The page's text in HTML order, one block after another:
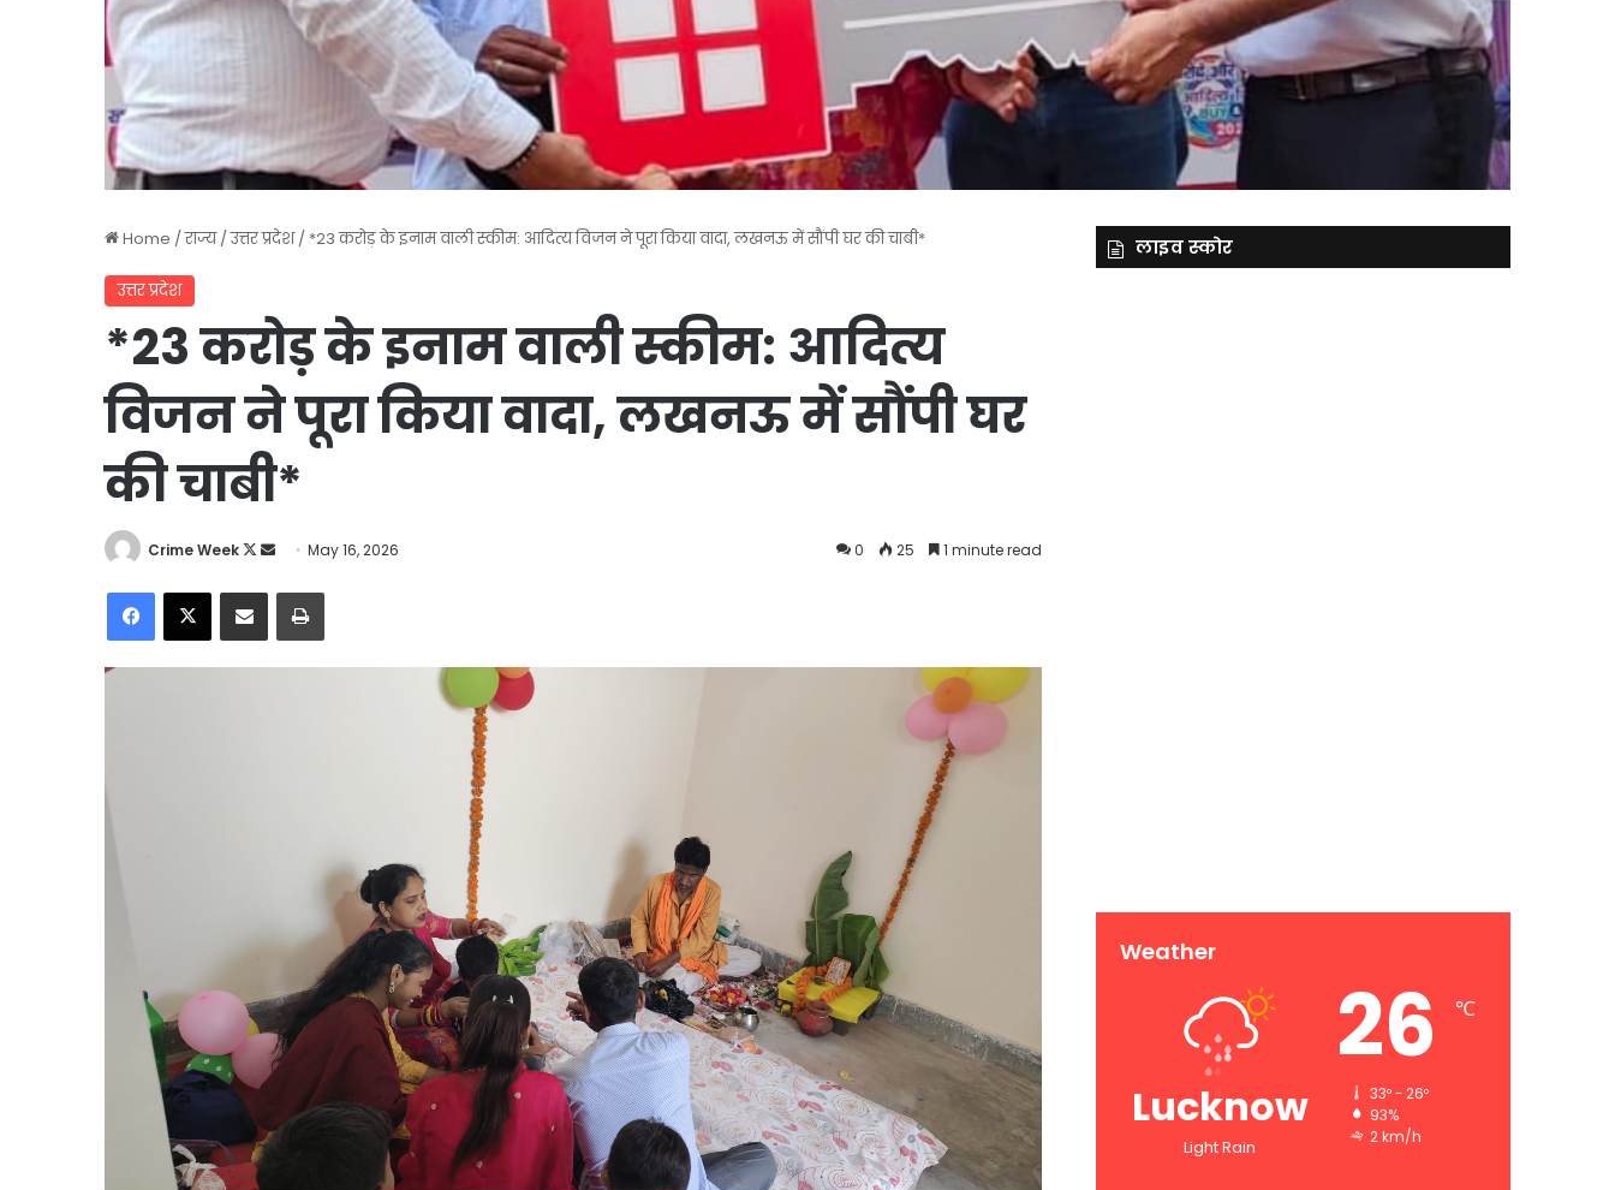
Home /राज्य /उत्तर प्रदेश / *23 करोड़ के इनाम वाली स्कीम: आदित्य विजन ने पूरा किया वादा, लखनऊ में सौंपी घर की चाबी*
उत्तर प्रदेश
*23 करोड़ के इनाम वाली स्कीम: आदित्य
विजन ने पूरा किया वादा, लखनऊ में सौंपी घर
की चाबी*
Crime Week
Follow
Send
email
May 16, 2026 0 25 1 minute read
Facebook
X Share via Email Print
लाइव स्कोर
Weather
Lucknow
Light Rain
26 ℃
33º - 26º
93%
2 km/h